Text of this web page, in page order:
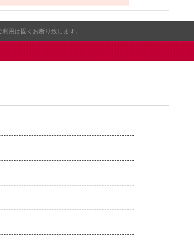
用は固くお断り致します。